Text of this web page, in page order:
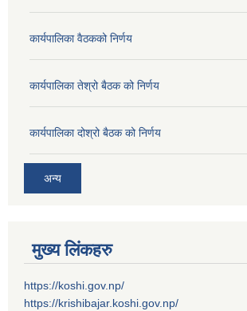
कार्यपालिका वैठकको निर्णय
कार्यपालिका तेश्रो बैठक को निर्णय
कार्यपालिका दोश्रो बैठक को निर्णय
अन्य
मुख्य लिंकहरु
https://koshi.gov.np/
https://krishibajar.koshi.gov.np/